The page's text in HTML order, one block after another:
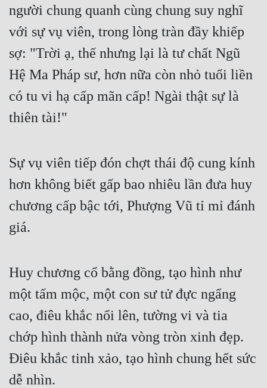
người chung quanh cùng chung suy nghĩ
với sự vụ viên, trong lòng tràn đầy khiếp
sợ: "Trời ạ, thế nhưng lại là tư chất Ngũ
Hệ Ma Pháp sư, hơn nữa còn nhỏ tuổi liền
có tu vi hạ cấp mãn cấp! Ngài thật sự là
thiên tài!"
Sự vụ viên tiếp đón chợt thái độ cung kính
hơn không biết gấp bao nhiêu lần đưa huy
chương cấp bậc tới, Phượng Vũ tỉ mỉ đánh
giá.
Huy chương cổ bằng đồng, tạo hình như
một tấm mộc, một con sư tử đực ngẩng
cao, điêu khắc nổi lên, tường vi và tia
chớp hình thành nửa vòng tròn xinh đẹp.
Điêu khắc tinh xảo, tạo hình chung hết sức
dễ nhìn.